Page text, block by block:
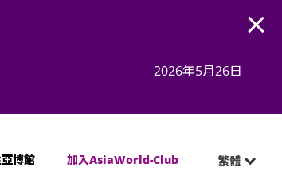
2026年5月26日
博館 加入AsiaWorld-Club 繁體